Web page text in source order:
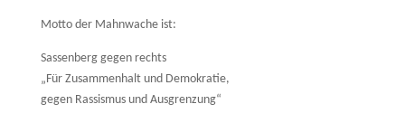
Motto der Mahnwache ist:
Sassenberg gegen rechts
„Für Zusammenhalt und Demokratie,
gegen Rassismus und Ausgrenzung“